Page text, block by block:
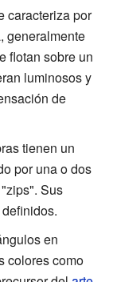
caracteriza por
generalmente
flotan sobre un
luminosos y
de
tienen un
por una o dos
Sus
en
colores como